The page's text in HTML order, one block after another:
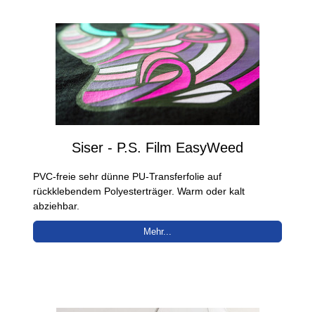
Siser - P.S. Film EasyWeed
PVC-freie sehr dünne PU-Transferfolie auf
rückklebendem Polyesterträger. Warm oder kalt
abziehbar.
Mehr...